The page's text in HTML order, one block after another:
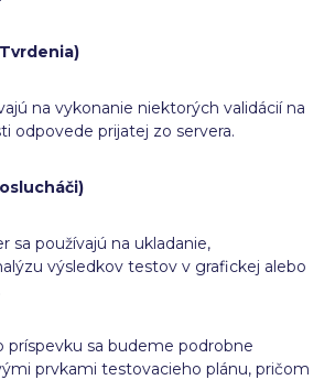
na vykonanie niektorých validácií na
odpovede prijatej zo servera.
sa používajú na ukladanie,
výsledkov testov v grafickej alebo
príspevku sa budeme podrobne
prvkami testovacieho plánu, pričom